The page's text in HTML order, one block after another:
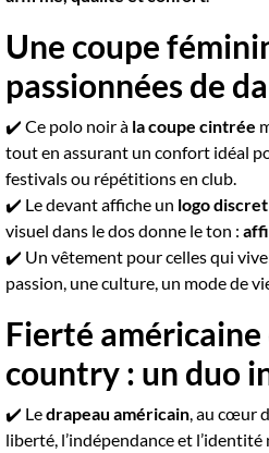
Une coupe
passionnées de
✔️ Ce polo noir à la coupe cintrée
tout en assurant un confort idéal
festivals ou répétitions en club.
✔️ Le devant affiche un logo discret
visuel dans le dos donne le ton :
✔️ Un vêtement pour celles qui
passion, une culture, un mode de
Fierté
country : un duo
✔️ Ledrapeau américain, au cœur
liberté, l’indépendance et